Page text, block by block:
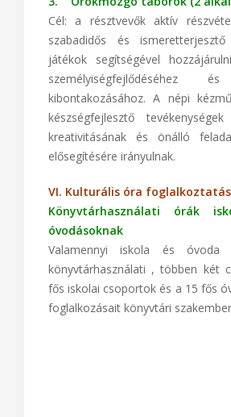
Cél: a résztvevők aktív
szabadidős és ismeretterjesztő
játékok segítségével
személyiségfejlődéséhez
kibontakozásához. A népi
készségfejlesztő
kreativitásának és önálló
elősegítésére irányulnak.
VI. Kulturális óra
Könyvtárhasználati órák
óvodásoknak
Valamennyi iskola és
könyvtárhasználati , többen két
fős iskolai csoportok és a 15 fős
foglalkozásait könyvtári